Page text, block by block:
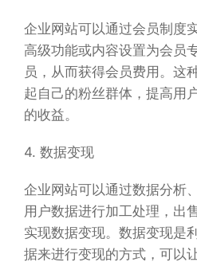
企业网站可以通过会员制度
高级功能或内容设置为会员
员，从而获得会员费用。这
起自己的粉丝群体，提高用
的收益。
4. 数据变现
企业网站可以通过数据分析
用户数据进行加工处理，出
实现数据变现。数据变现是
据来进行变现的方式，可以